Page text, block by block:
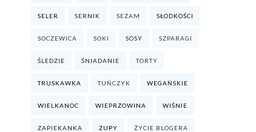
SELER SERNIK SEZAM SŁODKOŚCI
SOCZEWICA SOKI SOSY SZPARAGI
ŚLEDZIE ŚNIADANIE TORTY
TRUSKAWKA TUŃCZYK WEGAŃSKIE
WIELKANOC WIEPRZOWINA WIŚNIE
ZAPIEKANKA ZUPY ŻYCIE BLOGERA